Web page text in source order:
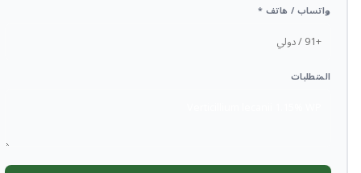
واتساب / هاتف *
المتطلبات